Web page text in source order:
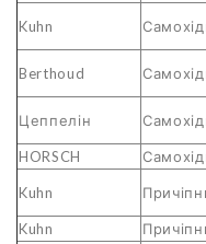
Kuhn
Berthoud
Цеппелін
HORSCH
Kuhn
Kuhn